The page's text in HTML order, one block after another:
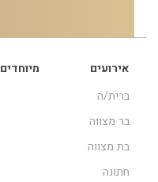
אירועים
ברית/ה
בר מצווה
בת מצווה
חתונה
מיוחדים